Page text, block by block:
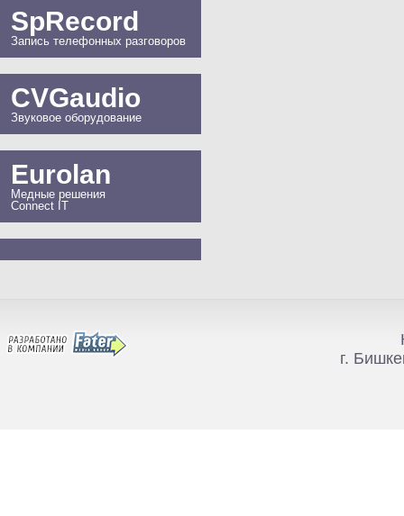
SpRecord
Запись телефонных разговоров
CVGaudio
Звуковое оборудование
Eurolan
Медные решения
Connect IT
г.